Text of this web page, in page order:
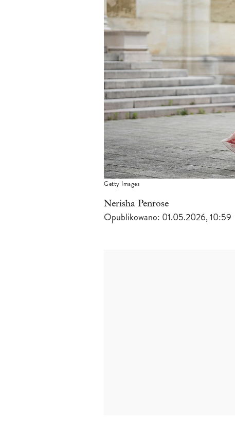
Getty Images
Nerisha Penrose
Opublikowano: 01.05.2026, 10:59